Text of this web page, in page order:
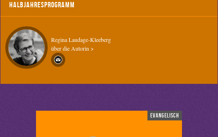
Halbjahresprogramm
Regina Laudage-Kleeberg
über die Autorin >
evangelisch